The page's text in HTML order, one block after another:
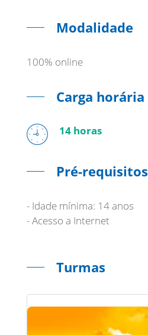
Modalidade
100% online
Carga horária
14 horas
Pré-requisitos
- Idade mínima: 14 anos
- Acesso a Internet
Turmas